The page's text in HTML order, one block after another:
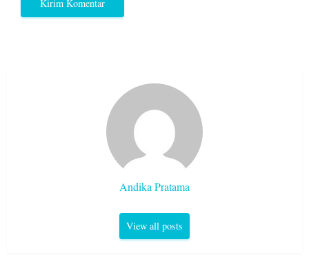
Andika Pratama
View all posts